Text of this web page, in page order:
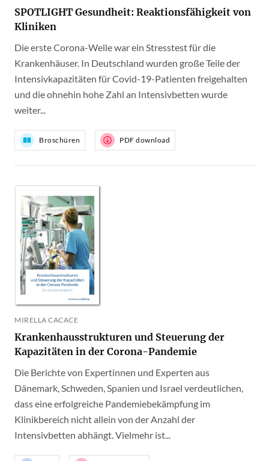
SPOTLIGHT Gesundheit: Reaktionsfähigkeit von
Kliniken
Die erste Corona-Welle war ein Stresstest für die
Krankenhäuser. In Deutschland wurden große Teile der
Intensivkapazitäten für Covid-19-Patienten freigehalten
und die ohnehin hohe Zahl an Intensivbetten wurde
weiter...
Broschüren PDF download
MIRELLA CACACE
Krankenhausstrukturen und Steuerung der
Kapazitäten in der Corona-Pandemie
Die Berichte von Expertinnen und Experten aus
Dänemark, Schweden, Spanien und Israel verdeutlichen,
dass eine erfolgreiche Pandemiebekämpfung im
Klinikbereich nicht allein von der Anzahl der
Intensivbetten abhängt. Vielmehr ist...